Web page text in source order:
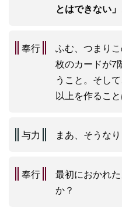
とはできない」
奉行
ふむ、つまり
枚のカードが7
うこと。そし
以上を作るこ
与力 まあ、そうなり
奉行
最初におかれ
か？